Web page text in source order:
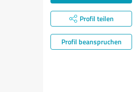
Profil teilen
Profil beanspruchen